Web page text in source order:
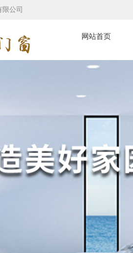
公司
网站首页